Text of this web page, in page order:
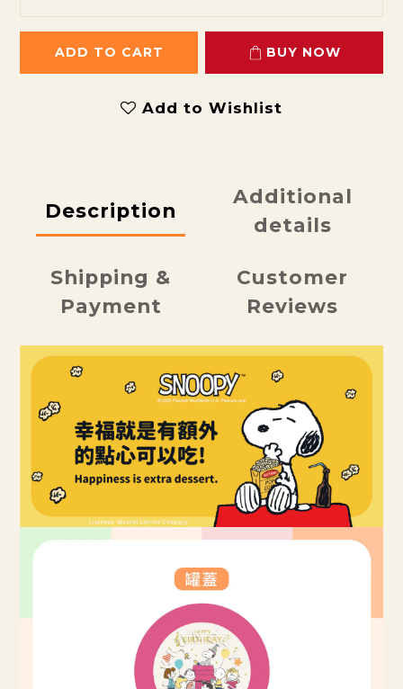
ADD TO CART BUY NOW
Add to Wishlist
Description
Additional
details
Shipping &
Payment
Customer
Reviews